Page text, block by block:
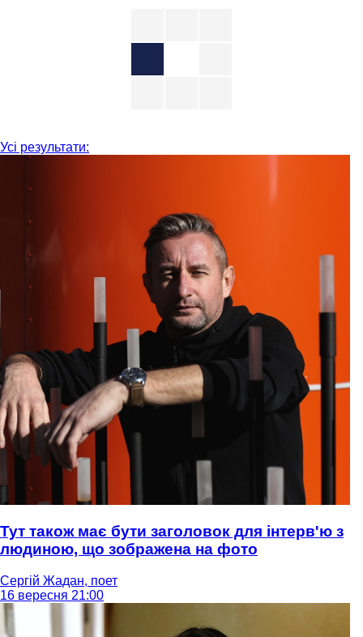
Усі результати:
Тут також має бути заголовок для інтерв'ю з
людиною, що зображена на фото
Сергій Жадан, поет
16 вересня 21:00